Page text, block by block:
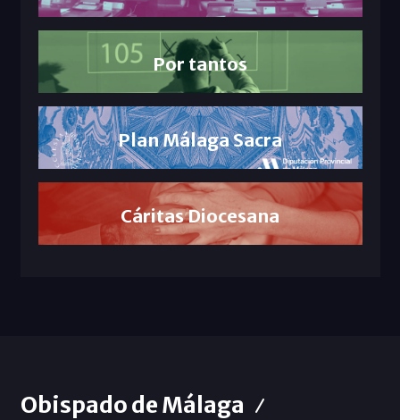
Por tantos
Plan Málaga Sacra
Cáritas Diocesana
Obispado de Málaga